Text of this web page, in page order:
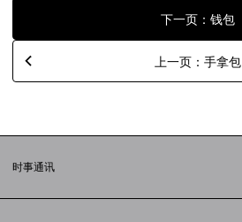
下一页：钱包
上一页：手拿包
时事通讯